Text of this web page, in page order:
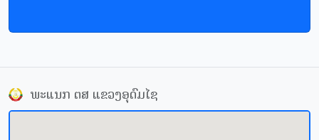
ພະແນກ ຕສ ແຂວງອຸດົມໄຊ